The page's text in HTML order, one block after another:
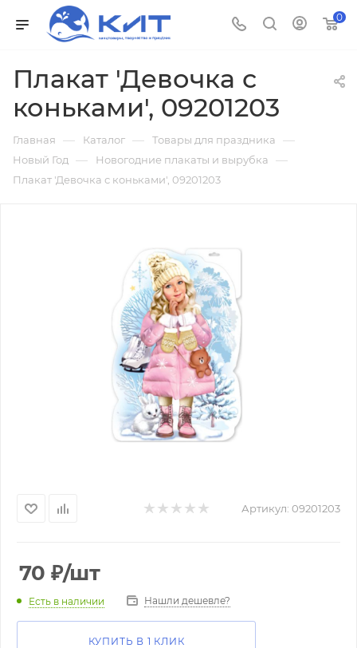
0
Плакат 'Девочка с
коньками', 09201203
Главная — Каталог — Товары для праздника —
Новый Год — Новогодние плакаты и вырубка —
Плакат 'Девочка с коньками', 09201203
Артикул: 09201203
70 ₽/шт
Есть в наличии Нашли дешевле?
КУПИТЬ В 1 КЛИК